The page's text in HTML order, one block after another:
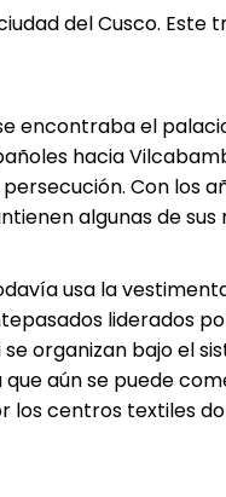
del Cusco. Este
encontraba el
hacia
Con los
algunas de
usa la
liderados
organizan bajo el
que aún se puede
centros textiles